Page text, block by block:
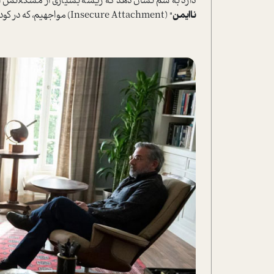
ناایمن" (Insecure Attachment) مواجهیم، که در کودکی ایجاد و به خشونت و بی‌ثباتی روانی در بزرگسالی منجر می‌شود.